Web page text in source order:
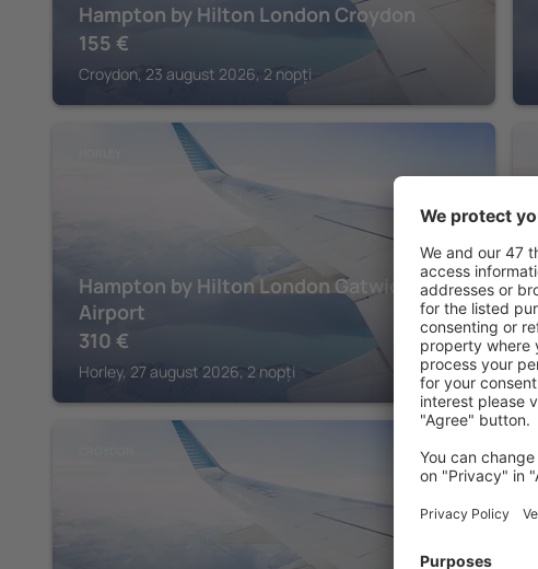
Hampton by Hilton London Croydon
155 €
Croydon, 23 august 2026, 2 nopți
Hampton by Hilton London Gatwick
Airport
310 €
Horley, 27 august 2026, 2 nopți